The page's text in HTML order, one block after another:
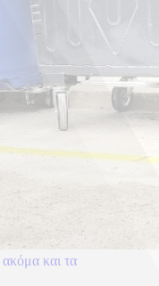
και τα